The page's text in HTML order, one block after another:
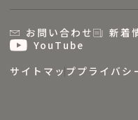
お問い合わせ 新着
YouTube
サイトマッププライバシ